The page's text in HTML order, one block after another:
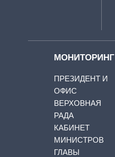
МОНИТОРИНГ
ПРЕЗИДЕНТ И
ОФИС
ВЕРХОВНАЯ
РАДА
КАБИНЕТ
МИНИСТРОВ
ГЛАВЫ